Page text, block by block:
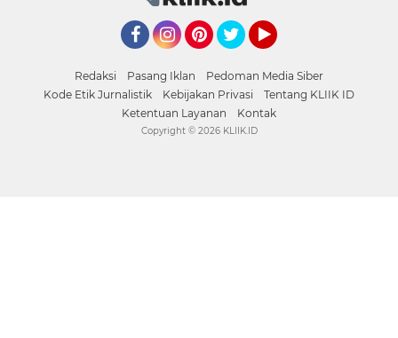
Redaksi Pasang Iklan
Pedoman Media Siber
Kode Etik Jurnalistik
Kebijakan Privasi
Tentang KLIIK ID
Ketentuan Layanan
Kontak
Copyright © 2026 KLIIK.ID